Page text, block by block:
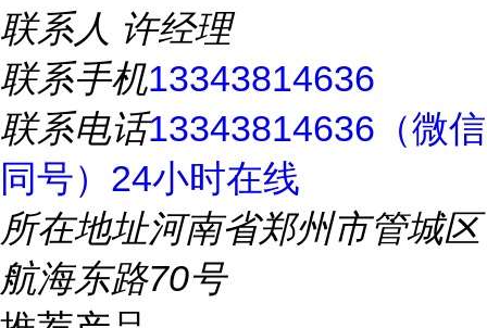
联系人 许经理
联系手机13343814636
联系电话13343814636（微信
同号）24小时在线
所在地址河南省郑州市管城区
航海东路70号